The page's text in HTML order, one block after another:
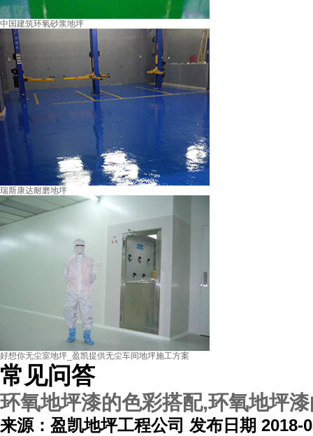
中国建筑环氧砂浆地坪
瑞斯康达耐磨地坪
好想你无尘室地坪_盈凯提供无尘车间地坪施工方案
常见问答
环氧地坪漆的色彩搭配,环氧地坪
来源：盈凯地坪工程公司 发布日期 2018-